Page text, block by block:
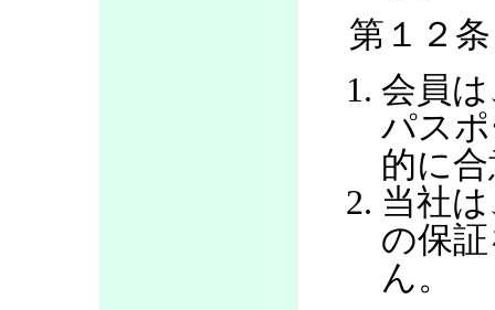
第１２
会員
パス
的に
当社
の保
ん。